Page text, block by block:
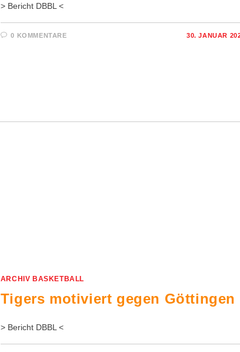
> Bericht DBBL <
0 KOMMENTARE 30. JANUAR
ARCHIV BASKETBALL
Tigers motiviert gegen Göttingen
> Bericht DBBL <